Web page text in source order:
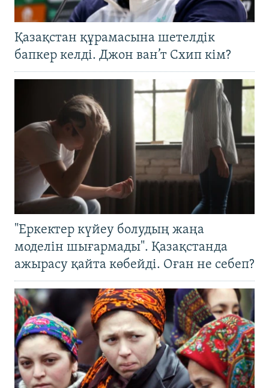
Қазақстан құрамасына шетелдік
бапкер келді. Джон ван’т Схип кім?
"Еркектер күйеу болудың жаңа
моделін шығармады". Қазақстанда
ажырасу қайта көбейді. Оған не себеп?